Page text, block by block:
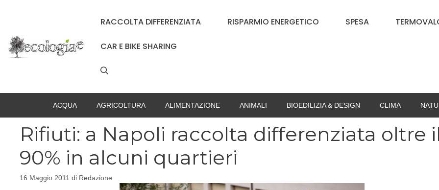
RACCOLTA DIFFERENZIATA RISPARMIO ENERGETICO SPESA
CAR E BIKE SHARING
ACQUA AGRICOLTURA ALIMENTAZIONE ANIMALI BIOEDILIZIA & DESIGN CLIMA
Rifiuti: a Napoli raccolta differenziata oltre
90% in alcuni quartieri
16 Maggio 2011 di Redazione